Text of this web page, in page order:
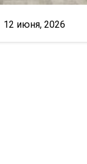
12 июня, 2026